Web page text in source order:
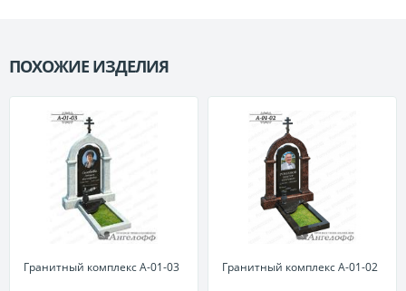
ПОХОЖИЕ ИЗДЕЛИЯ
Гранитный комплекс А-01-03 Гранитный комплекс А-01-02